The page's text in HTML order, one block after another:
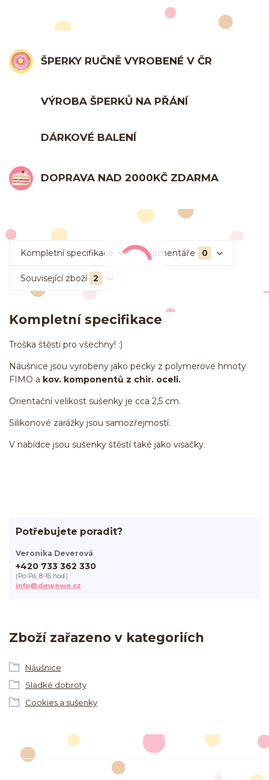
ŠPERKY RUČNĚ VYROBENÉ V ČR
VÝROBA ŠPERKŮ NA PŘÁNÍ
DÁRKOVÉ BALENÍ
DOPRAVA NAD 2000KČ ZDARMA
Kompletní specifikace Komentáře 0
Související zboží 2
Kompletní specifikace
Troška štěstí pro všechny! :)
Náušnice jsou vyrobeny jako pecky z polymerové hmoty
FIMO a kov. komponentů z chir. oceli.
Orientační velikost sušenky je cca 2,5 cm.
Silikonové zarážky jsou samozřejmostí.
V nabídce jsou sušenky štěstí také jako visačky.
Zboží zařazeno v kategoriích
Náušnice
Sladké dobroty
Cookies a sušenky
Potřebujete poradit?
Veronika Deverová
+420 733 362 330
(Po-Pá, 8-16 hod.)
info@dewewe.cz